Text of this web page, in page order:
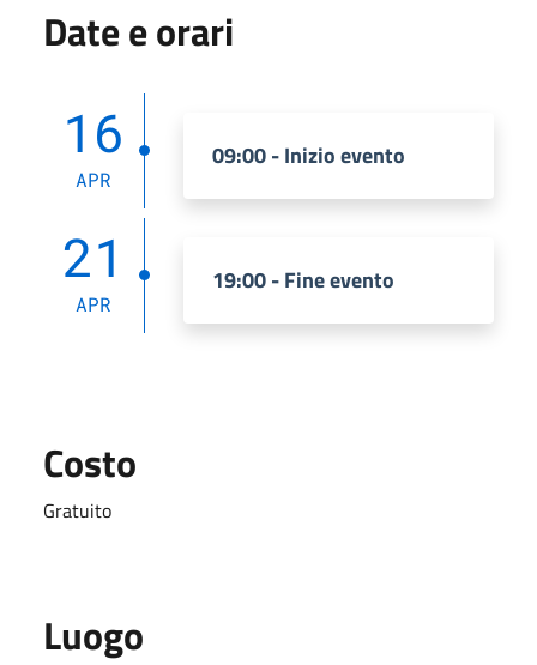
Date e orari
16
APR
09:00 - Inizio evento
21
APR
19:00 - Fine evento
Costo
Gratuito
Luogo